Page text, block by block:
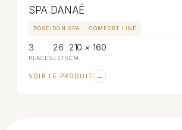
SPA DANAÉ
POSÉIDON SPA COMFORT LINE
3
PLACES
26
JETS
210 × 160
CM
VOIR LE PRODUIT →